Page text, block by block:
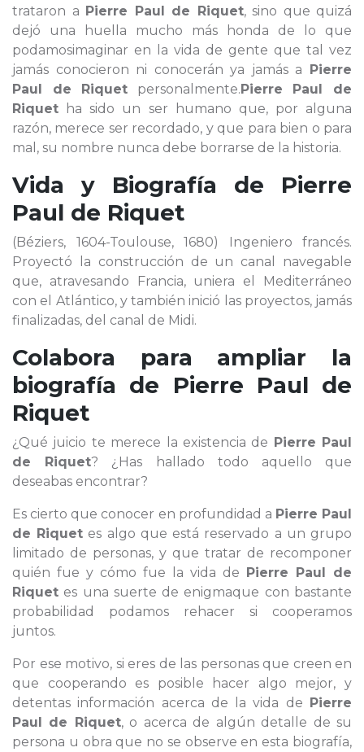
trataron a Pierre Paul de Riquet, sino que quizá
dejó una huella mucho más honda de lo que
podamosimaginar en la vida de gente que tal vez
jamás conocieron ni conocerán ya jamás a Pierre
Paul de Riquet personalmente.Pierre Paul de
Riquet ha sido un ser humano que, por alguna
razón, merece ser recordado, y que para bien o para
mal, su nombre nunca debe borrarse de la historia.
Vida y Biografía de Pierre
Paul de Riquet
(Béziers, 1604-Toulouse, 1680) Ingeniero francés.
Proyectó la construcción de un canal navegable
que, atravesando Francia, uniera el Mediterráneo
con el Atlántico, y también inició las proyectos, jamás
finalizadas, del canal de Midi.
Colabora para ampliar la
biografía de Pierre Paul de
Riquet
¿Qué juicio te merece la existencia de Pierre Paul
de Riquet? ¿Has hallado todo aquello que
deseabas encontrar?
Es cierto que conocer en profundidad a Pierre Paul
de Riquet es algo que está reservado a un grupo
limitado de personas, y que tratar de recomponer
quién fue y cómo fue la vida de Pierre Paul de
Riquet es una suerte de enigmaque con bastante
probabilidad podamos rehacer si cooperamos
juntos.
Por ese motivo, si eres de las personas que creen en
que cooperando es posible hacer algo mejor, y
detentas información acerca de la vida de Pierre
Paul de Riquet, o acerca de algún detalle de su
persona u obra que no se observe en esta biografía,